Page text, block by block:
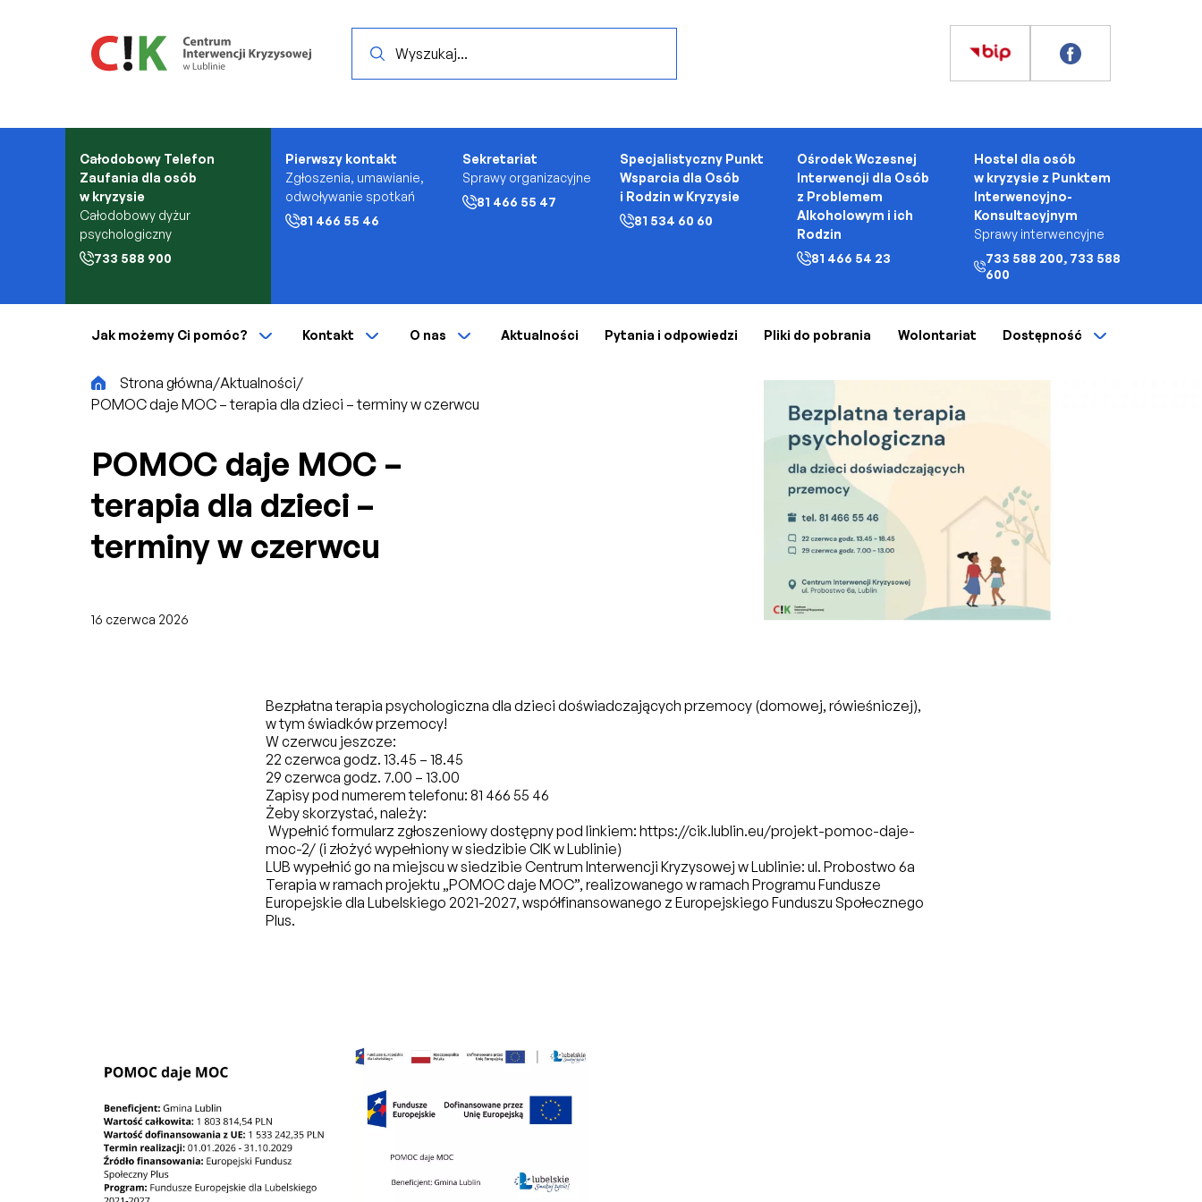
Całodobowy Telefon
Zaufania dla osób
w kryzysie
Całodobowy dyżur
psychologiczny
733 588 900
Pierwszy kontakt
Zgłoszenia, umawianie,
odwoływanie spotkań
81 466 55 46
Sekretariat
Sprawy organizacyjne
81 466 55 47
Specjalistyczny Punkt
Wsparcia dla Osób
i Rodzin w Kryzysie
81 534 60 60
Ośrodek Wczesnej
Interwencji dla Osób
z Problemem
Alkoholowym i ich
Rodzin
81 466 54 23
Hostel dla osób
w kryzysie z Punktem
Interwencyjno-
Konsultacyjnym
Sprawy interwencyjne
733 588 200, 733 588
600
Jak możemy Ci pomóc? Kontakt O nas Aktualności Pytania i odpowiedzi Pliki do pobrania Wolontariat Dostępność
Strona głównaCiK
/Aktualności/
POMOC daje MOC – terapia dla dzieci – terminy w czerwcu
POMOC daje MOC –
terapia dla dzieci –
terminy w czerwcu
16 czerwca 2026
Bezpłatna terapia psychologiczna dla dzieci doświadczających przemocy (domowej, rówieśniczej),
w tym świadków przemocy!
W czerwcu jeszcze:
22 czerwca godz. 13.45 – 18.45
29 czerwca godz. 7.00 – 13.00
Zapisy pod numerem telefonu: 81 466 55 46
Żeby skorzystać, należy:
Wypełnić formularz zgłoszeniowy dostępny pod linkiem: https://cik.lublin.eu/projekt-pomoc-daje-
moc-2/ (i złożyć wypełniony w siedzibie CIK w Lublinie)
LUB wypełnić go na miejscu w siedzibie Centrum Interwencji Kryzysowej w Lublinie: ul. Probostwo 6a
Terapia w ramach projektu „POMOC daje MOC”, realizowanego w ramach Programu Fundusze
Europejskie dla Lubelskiego 2021-2027, współfinansowanego z Europejskiego Funduszu Społecznego
Plus.